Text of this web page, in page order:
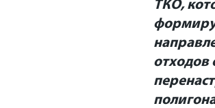
ТКО,
отходов